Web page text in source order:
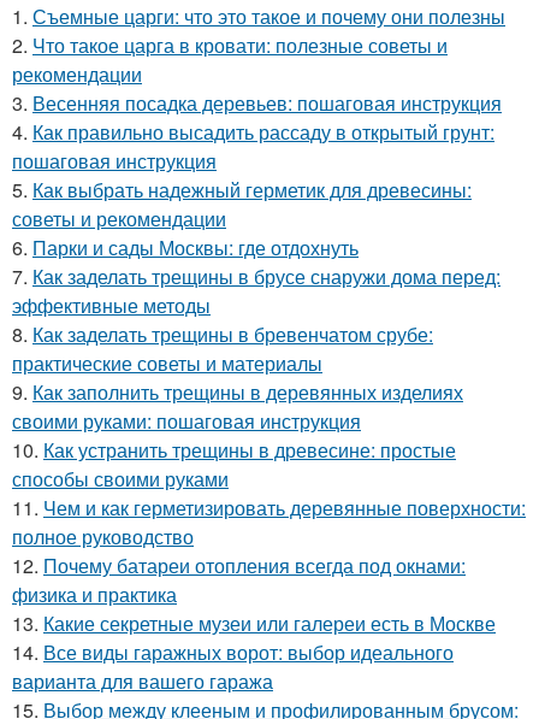
1. Съемные царги: что это такое и почему они полезны
2. Что такое царга в кровати: полезные советы и
рекомендации
3. Весенняя посадка деревьев: пошаговая инструкция
4. Как правильно высадить рассаду в открытый грунт:
пошаговая инструкция
5. Как выбрать надежный герметик для древесины:
советы и рекомендации
6. Парки и сады Москвы: где отдохнуть
7. Как заделать трещины в брусе снаружи дома перед:
эффективные методы
8. Как заделать трещины в бревенчатом срубе:
практические советы и материалы
9. Как заполнить трещины в деревянных изделиях
своими руками: пошаговая инструкция
10. Как устранить трещины в древесине: простые
способы своими руками
11. Чем и как герметизировать деревянные поверхности:
полное руководство
12. Почему батареи отопления всегда под окнами:
физика и практика
13. Какие секретные музеи или галереи есть в Москве
14. Все виды гаражных ворот: выбор идеального
варианта для вашего гаража
15. Выбор между клееным и профилированным брусом: